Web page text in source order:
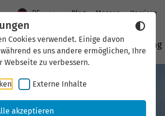
Cookies verwendet. Einige davon
es uns andere ermöglichen, Ihre
Webseite zu verbessern.
Externe Inhalte
akzeptieren
DE Blog Messen Karriere
Thüringen Wirtschaftsförderung